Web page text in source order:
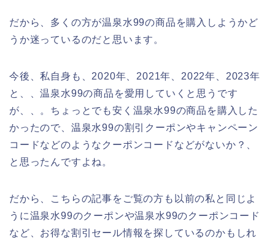
だから、多くの方が温泉水99の商品を購入しようかど
うか迷っているのだと思います。
今後、私自身も、2020年、2021年、2022年、2023年
と、、温泉水99の商品を愛用していくと思うです
が、、。ちょっとでも安く温泉水99の商品を購入した
かったので、温泉水99の割引クーポンやキャンペーン
コードなどのようなクーポンコードなどがないか？、
と思ったんですよね。
だから、こちらの記事をご覧の方も以前の私と同じよ
うに温泉水99のクーポンや温泉水99のクーポンコード
など、お得な割引セール情報を探しているのかもしれ